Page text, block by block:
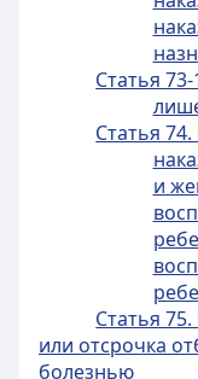
Статья
Статья
и
Статья
или отсрочка
болезнью